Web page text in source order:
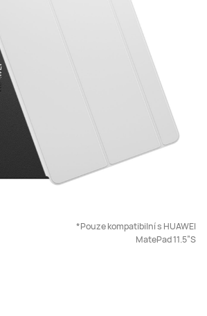
*Pouze kompatibilní s HUAWEI
MatePad 11.5”S